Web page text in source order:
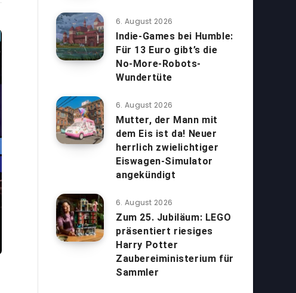
6. August 2026
Indie-Games bei Humble:
Für 13 Euro gibt’s die
No-More-Robots-
Wundertüte
6. August 2026
Mutter, der Mann mit
dem Eis ist da! Neuer
herrlich zwielichtiger
Eiswagen-Simulator
angekündigt
6. August 2026
Zum 25. Jubiläum: LEGO
präsentiert riesiges
Harry Potter
Zaubereiministerium für
Sammler